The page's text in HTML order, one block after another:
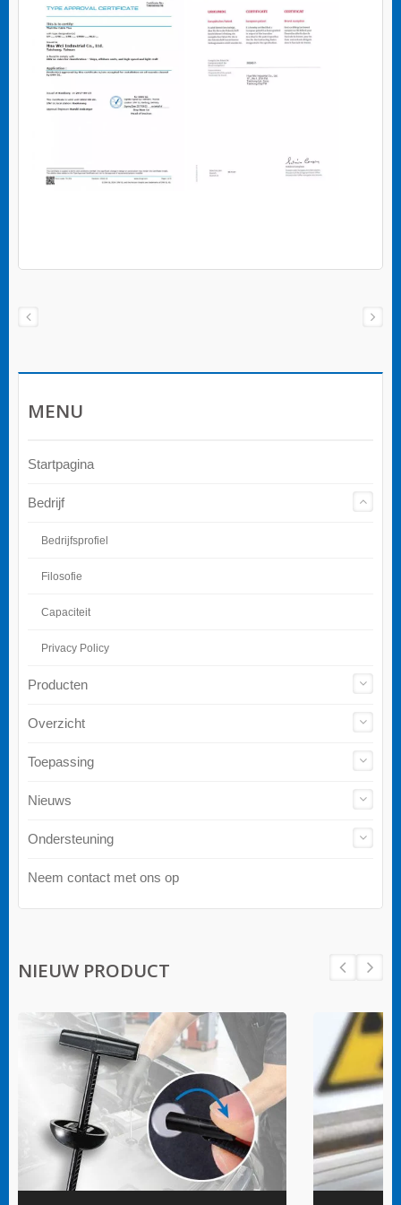
MENU
Startpagina
Bedrijf
Bedrijfsprofiel
Filosofie
Capaciteit
Privacy Policy
Producten
Overzicht
Toepassing
Nieuws
Ondersteuning
Neem contact met ons op
NIEUW PRODUCT